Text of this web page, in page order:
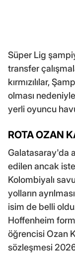
Süper Lig
transfer
kırmızılılar,
olması
yerli oyuncu
ROTA OZAN
Galatasaray'da
edilen ancak
Kolombiyalı
yolların
isim de belli
Hoffenheim
öğrencisi Ozan
sözleşmesi